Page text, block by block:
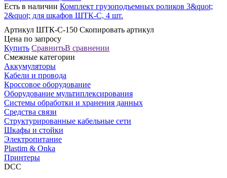
Есть в наличии Комплект грузоподъемных роликов 3&quot;
2&quot; для шкафов ШТК-С, 4 шт.
Артикул ШТК-С-150 Скопировать артикул
Цена по запросу
Купить СравнитьВ сравнении
Смежные категории
Аккумуляторы
Кабели и провода
Кроссовое оборудование
Оборудование мультиплексирования
Системы обработки и хранения данных
Средства связи
Структурированные кабельные сети
Шкафы и стойки
Электропитание
Plastim & Onka
Принтеры
DCC